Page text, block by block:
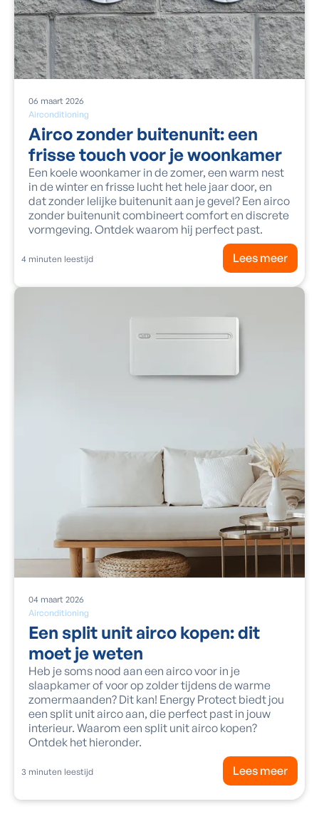
Airconditioning
06 maart 2026
Airco zonder buitenunit: een
frisse touch voor je woonkamer
Een koele woonkamer in de zomer, een warm nest
in de winter en frisse lucht het hele jaar door, en
dat zonder lelijke buitenunit aan je gevel? Een airco
zonder buitenunit combineert comfort en discrete
vormgeving. Ontdek waarom hij perfect past.
4 minuten leestijd Lees meer
Airconditioning
04 maart 2026
Een split unit airco kopen: dit
moet je weten
Heb je soms nood aan een airco voor in je
slaapkamer of voor op zolder tijdens de warme
zomermaanden? Dit kan! Energy Protect biedt jou
een split unit airco aan, die perfect past in jouw
interieur. Waarom een split unit airco kopen?
Ontdek het hieronder.
3 minuten leestijd Lees meer